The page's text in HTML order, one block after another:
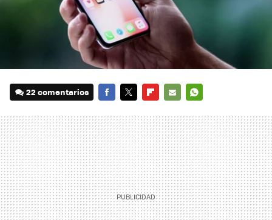
22 comentarios
MAIL